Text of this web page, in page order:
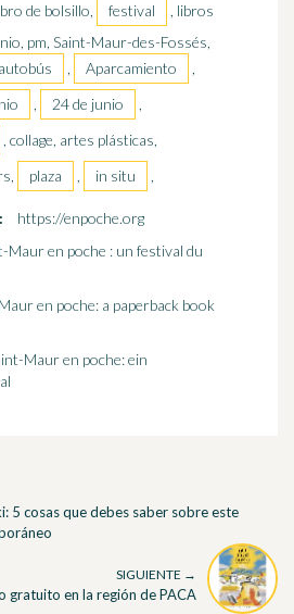
de bolsillo, festival
, libros
pm, Saint-Maur-des-Fossés,
autobús , Aparcamiento
,
, 24 de junio
,
, collage, artes plásticas,
plaza , in situ ,
https://enpoche.org
Maur en poche : un festival du
en poche: a paperback book
Maur en poche: ein
5 cosas que debes saber sobre este
SIGUIENTE →
gratuito en la región de PACA